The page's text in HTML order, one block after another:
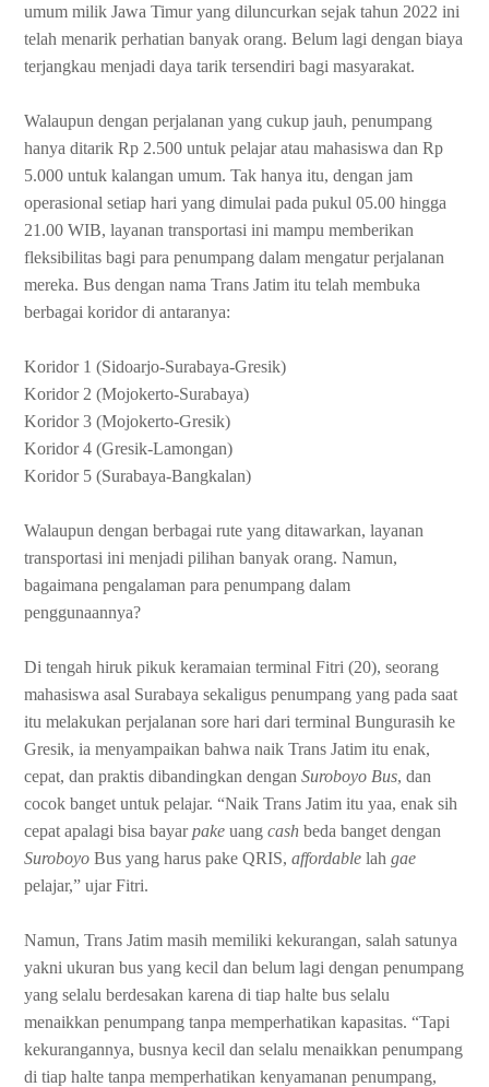
umum milik Jawa Timur yang diluncurkan sejak tahun 2022 ini
telah menarik perhatian banyak orang. Belum lagi dengan biaya
terjangkau menjadi daya tarik tersendiri bagi masyarakat.
Walaupun dengan perjalanan yang cukup jauh, penumpang
hanya ditarik Rp 2.500 untuk pelajar atau mahasiswa dan Rp
5.000 untuk kalangan umum. Tak hanya itu, dengan jam
operasional setiap hari yang dimulai pada pukul 05.00 hingga
21.00 WIB, layanan transportasi ini mampu memberikan
fleksibilitas bagi para penumpang dalam mengatur perjalanan
mereka. Bus dengan nama Trans Jatim itu telah membuka
berbagai koridor di antaranya:
Koridor 1 (Sidoarjo-Surabaya-Gresik)
Koridor 2 (Mojokerto-Surabaya)
Koridor 3 (Mojokerto-Gresik)
Koridor 4 (Gresik-Lamongan)
Koridor 5 (Surabaya-Bangkalan)
Walaupun dengan berbagai rute yang ditawarkan, layanan
transportasi ini menjadi pilihan banyak orang. Namun,
bagaimana pengalaman para penumpang dalam
penggunaannya?
Di tengah hiruk pikuk keramaian terminal Fitri (20), seorang
mahasiswa asal Surabaya sekaligus penumpang yang pada saat
itu melakukan perjalanan sore hari dari terminal Bungurasih ke
Gresik, ia menyampaikan bahwa naik Trans Jatim itu enak,
cepat, dan praktis dibandingkan dengan Suroboyo Bus, dan
cocok banget untuk pelajar. “Naik Trans Jatim itu yaa, enak sih
cepat apalagi bisa bayarpake uang cash beda banget dengan
Suroboyo Bus yang harus pake QRIS, affordable lah gae
pelajar,” ujar Fitri.
Namun, Trans Jatim masih memiliki kekurangan, salah satunya
yakni ukuran bus yang kecil dan belum lagi dengan penumpang
yang selalu berdesakan karena di tiap halte bus selalu
menaikkan penumpang tanpa memperhatikan kapasitas. “Tapi
kekurangannya, busnya kecil dan selalu menaikkan penumpang
di tiap halte tanpa memperhatikan kenyamanan penumpang,